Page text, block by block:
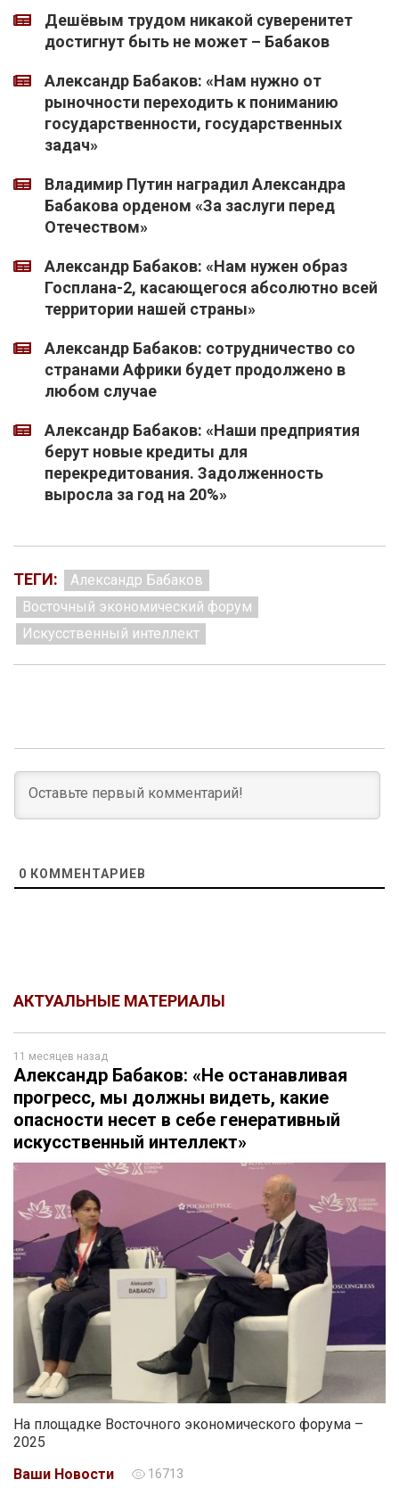
Дешёвым трудом никакой суверенитет
достигнут быть не может – Бабаков
Александр Бабаков: «Нам нужно от
рыночности переходить к пониманию
государственности, государственных
задач»
Владимир Путин наградил Александра
Бабакова орденом «За заслуги перед
Отечеством»
Александр Бабаков: «Нам нужен образ
Госплана-2, касающегося абсолютно всей
территории нашей страны»
Александр Бабаков: сотрудничество со
странами Африки будет продолжено в
любом случае
Александр Бабаков: «Наши предприятия
берут новые кредиты для
перекредитования. Задолженность
выросла за год на 20%»
ТЕГИ:
Александр Бабаков
Восточный экономический форум
Искусственный интеллект
0 КОММЕНТАРИЕВ
АКТУАЛЬНЫЕ МАТЕРИАЛЫ
11 месяцев назад
Александр Бабаков: «Не останавливая
прогресс, мы должны видеть, какие
опасности несет в себе генеративный
искусственный интеллект»
На площадке Восточного экономического форума –
2025
Ваши Новости
16713